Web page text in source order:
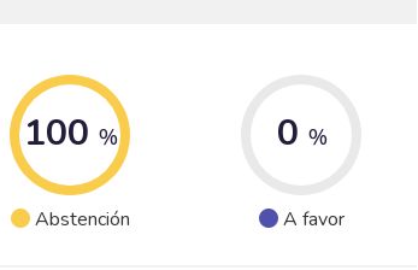
100 %
Abstención
0 %
A favor